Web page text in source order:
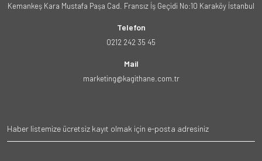
Kemankeş Kara Mustafa Paşa Cad. Fransız İş Geçidi No:10 Karaköy İstanbul
Telefon
0212 242 35 45
Mail
marketing@kagithane.com.tr